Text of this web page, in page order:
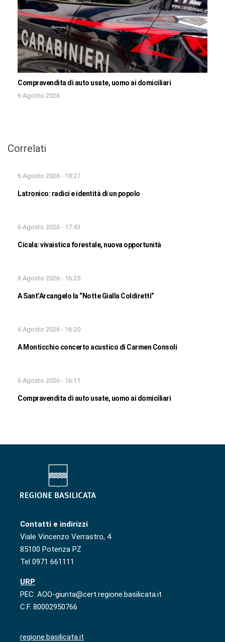
Compravendita di auto usate, uomo ai domiciliari
6 Agosto 2026
Correlati
6 Agosto 2026 - 18:27
Latronico: radici e identità di un popolo
6 Agosto 2026 - 17:43
Cicala: vivaistica forestale, nuova opportunità
6 Agosto 2026 - 16:25
A Sant’Arcangelo la “Notte Gialla Coldiretti”
6 Agosto 2026 - 16:20
A Monticchio concerto acustico di Carmen Consoli
6 Agosto 2026 - 16:11
Compravendita di auto usate, uomo ai domiciliari
Contatti e indirizzi
Viale Vincenzo Verrastro, 4
85100 Potenza PZ
Tel 0971 661111
URP
PEC: AOO-giunta@cert.regione.basilicata.it
C.F. 80002950766
regione.basilicata.it